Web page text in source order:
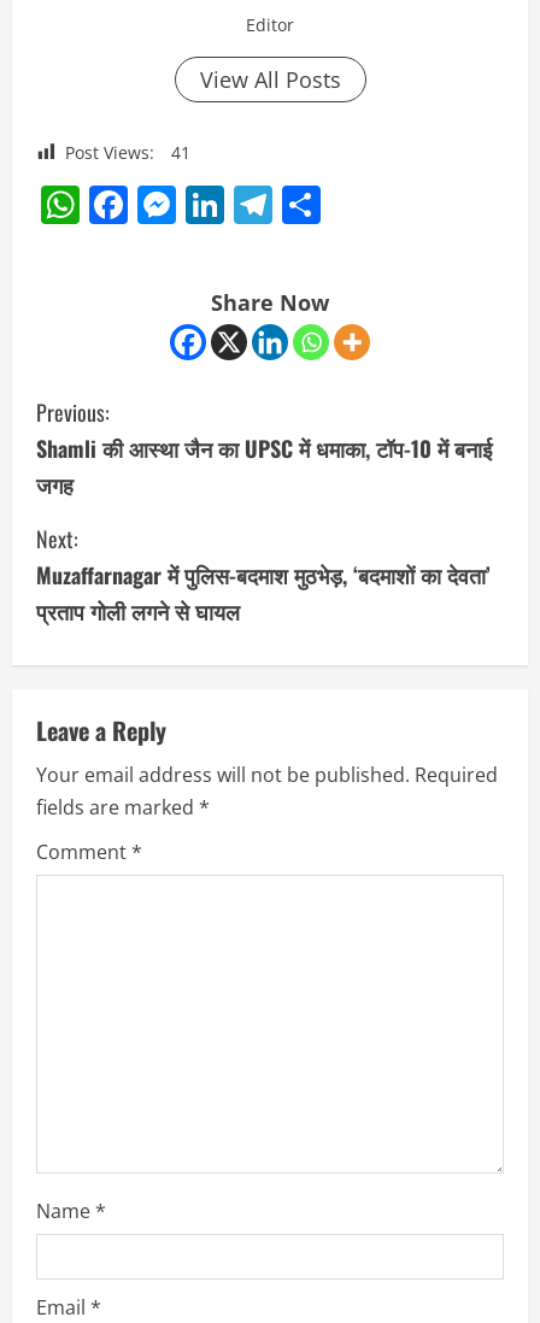
Editor
View All Posts
Post Views: 41
WhatsApp
Facebook
Messenger
LinkedIn
Telegram
Share Now
C
o
n
t
i
n
e
R
e
Previous:
Shamli की आस्था जैन का UPSC में धमाका, टॉप-10 में बनाई
जगह
Next:
Muzaffarnagar में पुलिस-बदमाश मुठभेड़, ‘बदमाशों का देवता’
प्रताप गोली लगने से घायल
Leave a Reply
Your email address will not be published. Required
fields are marked *
Comment*
Name*
Email *